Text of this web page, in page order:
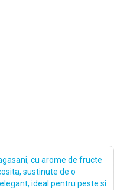
cu arome de fructe
sustinute de o
ideal pentru peste si